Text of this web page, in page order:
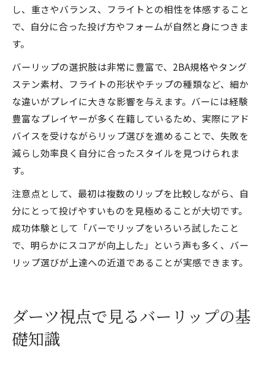
し、重さやバランス、フライトとの相性を体感すること
で、自分に合った投げ方やフォームが自然と身につきま
す。
バーリップの選択肢は非常に豊富で、2BA規格やタング
ステン素材、フライトの形状やチップの種類など、細か
な違いがプレイに大きな影響を与えます。バーには経験
豊富なプレイヤーが多く在籍しているため、実際にアド
バイスを受けながらリップ選びを進めることで、失敗を
減らし効率良く自分に合ったスタイルを見つけられま
す。
注意点として、最初は複数のリップを比較しながら、自
分にとって投げやすいものを見極めることが大切です。
成功体験として「バーでリップをいろいろ試したこと
で、明らかにスコアが向上した」という声も多く、バー
リップ選びが上達への近道であることが実感できます。
ダーツ視点で見るバーリップの基
礎知識